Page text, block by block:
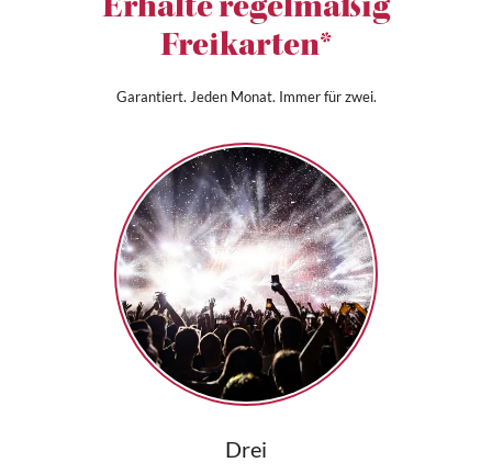
Erhalte regelmäßig
Freikarten*
Garantiert. Jeden Monat. Immer für zwei.
Drei